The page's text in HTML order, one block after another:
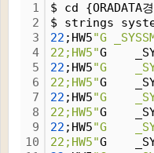
1
2
3
4
5
6
7
8
9
10
$ cd {ORADATA
$ strings
22 ;HW5"G
22;HW5"G
22 ;HW5"G
22;HW5"G
22 ;HW5"G
22;HW5"G
22 ;HW5"G
22;HW5"G